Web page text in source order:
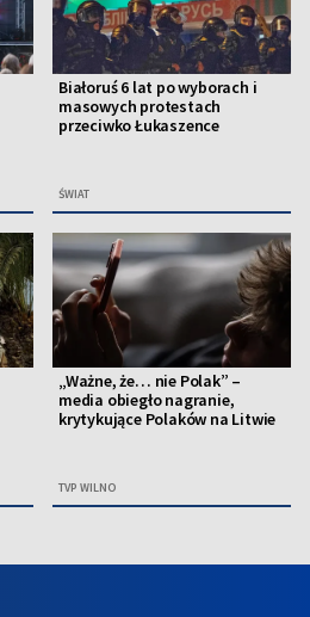
Białoruś 6 lat po wyborach i
masowych protestach
przeciwko Łukaszence
ŚWIAT
„Ważne, że… nie Polak” –
media obiegło nagranie,
krytykujące Polaków na Litwie
TVP WILNO